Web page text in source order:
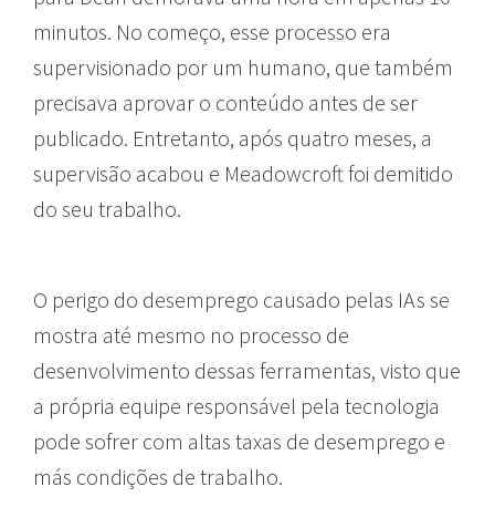
minutos. No começo, esse processo era
supervisionado por um humano, que também
precisava aprovar o conteúdo antes de ser
publicado. Entretanto, após quatro meses, a
supervisão acabou e Meadowcroft foi demitido
do seu trabalho.
O perigo do desemprego causado pelas IAs se
mostra até mesmo no processo de
desenvolvimento dessas ferramentas, visto que
a própria equipe responsável pela tecnologia
pode sofrer com altas taxas de desemprego e
más condições de trabalho.